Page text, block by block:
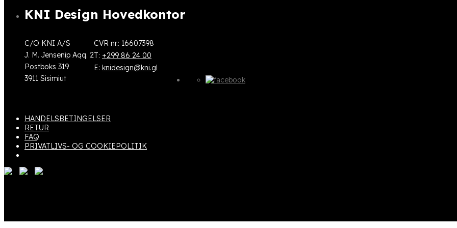
KNI Design Hovedkontor
C/O KNI A/S
J. M. Jensenip Aqq. 2
Postboks 319
3911 Sisimiut
CVR nr.: 16607398
T: +299 86 24 00
E: knidesign@kni.gl
HANDELSBETINGELSER
RETUR
FAQ
PRIVATLIVS- OG COOKIEPOLITIK